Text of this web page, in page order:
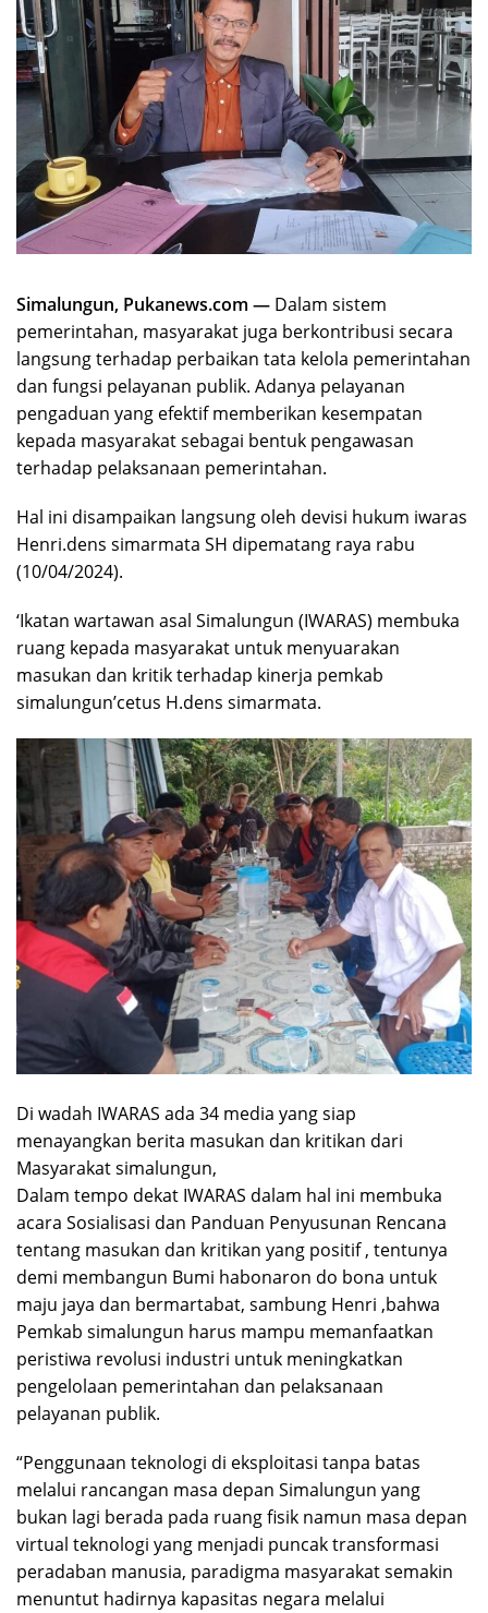
Simalungun, Pukanews.com — Dalam sistem
pemerintahan, masyarakat juga berkontribusi secara
langsung terhadap perbaikan tata kelola pemerintahan
dan fungsi pelayanan publik. Adanya pelayanan
pengaduan yang efektif memberikan kesempatan
kepada masyarakat sebagai bentuk pengawasan
terhadap pelaksanaan pemerintahan.
Hal ini disampaikan langsung oleh devisi hukum iwaras
Henri.dens simarmata SH dipematang raya rabu
(10/04/2024).
‘Ikatan wartawan asal Simalungun (IWARAS) membuka
ruang kepada masyarakat untuk menyuarakan
masukan dan kritik terhadap kinerja pemkab
simalungun’cetus H.dens simarmata.
Di wadah IWARAS ada 34 media yang siap
menayangkan berita masukan dan kritikan dari
Masyarakat simalungun,
Dalam tempo dekat IWARAS dalam hal ini membuka
acara Sosialisasi dan Panduan Penyusunan Rencana
tentang masukan dan kritikan yang positif , tentunya
demi membangun Bumi habonaron do bona untuk
maju jaya dan bermartabat, sambung Henri ,bahwa
Pemkab simalungun harus mampu memanfaatkan
peristiwa revolusi industri untuk meningkatkan
pengelolaan pemerintahan dan pelaksanaan
pelayanan publik.
“Penggunaan teknologi di eksploitasi tanpa batas
melalui rancangan masa depan Simalungun yang
bukan lagi berada pada ruang fisik namun masa depan
virtual teknologi yang menjadi puncak transformasi
peradaban manusia, paradigma masyarakat semakin
menuntut hadirnya kapasitas negara melalui